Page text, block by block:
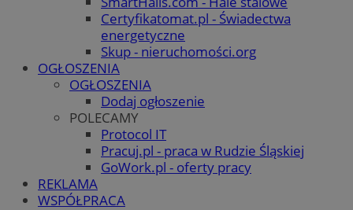
Certyfikatomat.pl - Świadectwa
energetyczne
Skup - nieruchomości.org
OGŁOSZENIA
OGŁOSZENIA
Dodaj ogłoszenie
POLECAMY
Protocol IT
Pracuj.pl - praca w Rudzie Śląskiej
GoWork.pl - oferty pracy
REKLAMA
WSPÓŁPRACA